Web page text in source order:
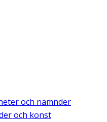
och nämnder
och konst